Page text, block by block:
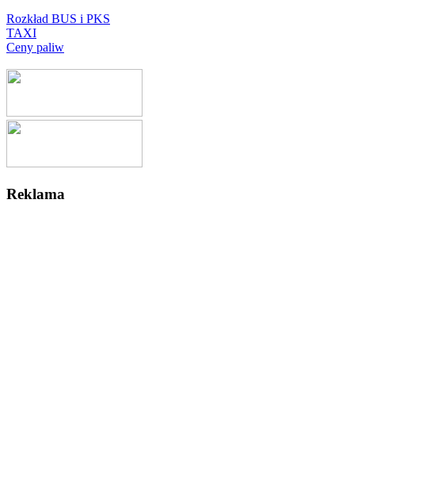
Rozkład BUS i PKS
TAXI
Ceny paliw
Reklama